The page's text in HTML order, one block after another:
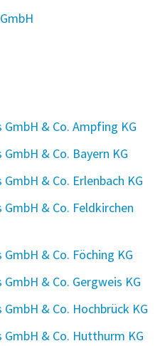
& Co. Ampfing KG
& Co. Bayern KG
& Co. Erlenbach KG
& Co. Feldkirchen
& Co. Föching KG
& Co. Gergweis KG
& Co. Hochbrück KG
& Co. Hutthurm KG